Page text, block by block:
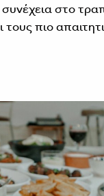
στο
πιο